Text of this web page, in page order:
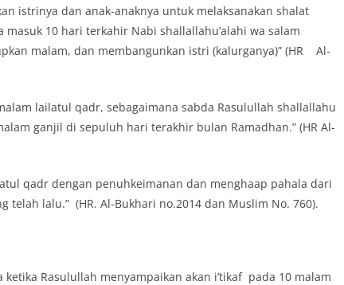
istrinya dan anak-anaknya untuk melaksanakan shalat
masuk 10 hari terkahir Nabi shallallahu’alahi wa salam
malam, dan membangunkan istri (kalurganya)” (HR Al-
lailatul qadr, sebagaimana sabda Rasulullah shallallahu
ganjil di sepuluh hari terakhir bulan Ramadhan.” (HR Al-
qadr dengan penuhkeimanan dan menghaap pahala dari
telah lalu.” (HR. Al-Bukhari no.2014 dan Muslim No. 760).
Rasulullah menyampaikan akan i’tikaf pada 10 malam